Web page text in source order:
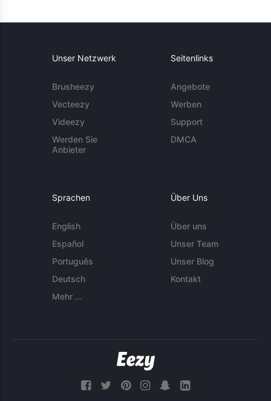
Unser Netzwerk
Brusheezy
Vecteezy
Videezy
Werden Sie
Anbieter
Seitenlinks
Angebote
Werben
Support
DMCA
Sprachen
English
Español
Português
Deutsch
Mehr ...
Über Uns
Über uns
Unser Team
Unser Blog
Kontakt